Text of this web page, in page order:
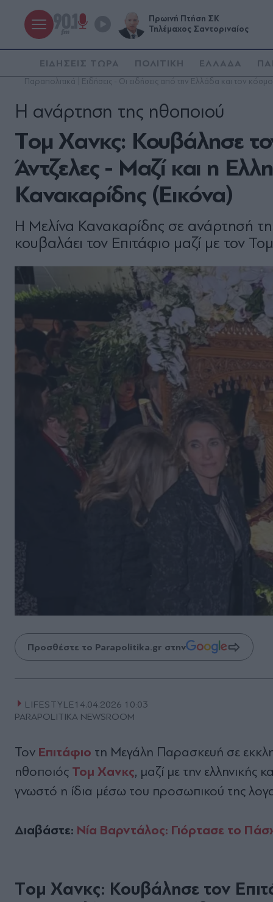
Πρωινή Πτήση ΣΚ
Τηλέμαχος Σαντοριναίος
ΕΙΔΗΣΕΙΣ ΤΩΡΑ ΠΟΛΙΤΙΚΗ ΕΛΛΑΔΑ
Παραπολιτικά | Ειδήσεις - Οι ειδήσεις από την Ελλάδα και τον κόσμο
Tομ Χανκς: Κουβάλησε
Άντζελες - Μαζί και η
Κανακαρίδης (Εικόνα)
Η ανάρτηση της ηθοποιού
Η Μελίνα Κανακαρίδης σε ανάρτησή
κουβαλάει τον Επιτάφιο μαζί με τον
Προσθέστε το Parapolitika.gr στην
LIFESTYLE14.04.2026 10:03
PARAPOLITIKA NEWSROOM
Τον Επιτάφιο τη Μεγάλη Παρασκευή σε
ηθοποιός Τομ Χανκς, μαζί με την ελληνικής
γνωστό η ίδια μέσω του προσωπικού της
Διαβάστε: Νία Βαρντάλος: Γιόρτασε το
Tομ Χανκς: Κουβάλησε τον